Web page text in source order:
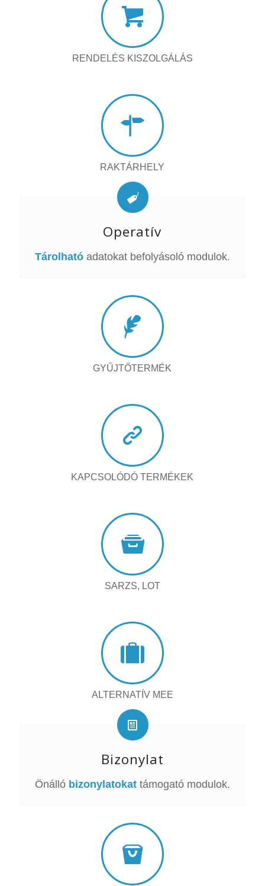
RENDELÉS KISZOLGÁLÁS
RAKTÁRHELY
Operatív
Tárolható adatokat befolyásoló modulok.
GYŰJTŐTERMÉK
KAPCSOLÓDÓ TERMÉKEK
SARZS, LOT
ALTERNATÍV MEE
Bizonylat
Önálló bizonylatokattámogató modulok.